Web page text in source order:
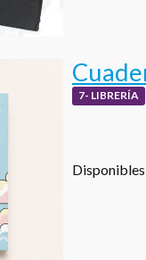
7- LIBRERÍA